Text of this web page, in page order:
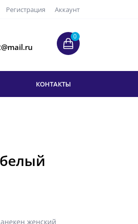
Регистрация Аккаунт
0
КОНТАКТЫ
женский